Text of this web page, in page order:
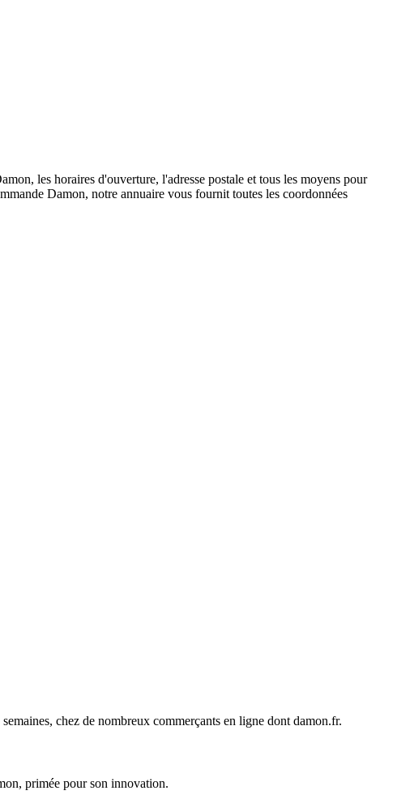
les horaires d'ouverture, l'adresse postale et tous les moyens pour
Damon, notre annuaire vous fournit toutes les coordonnées
chez de nombreux commerçants en ligne dont damon.fr.
primée pour son innovation.